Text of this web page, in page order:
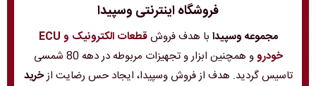
فروشگاه اینترنتی وسپیدا
مجموعه وسپیدا با هدف فروش
قطعات الکترونیک و ECU
خودرو
و همچنین ابزار و تجهیزات مربوطه در دهه 80 شمسی
تاسیس گردید. هدف از فروش وسپیدا، ایجاد حس رضایت ازخرید